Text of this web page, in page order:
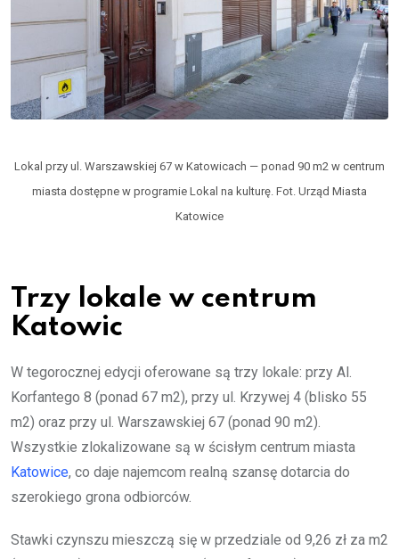
Lokal przy ul. Warszawskiej 67 w Katowicach — ponad 90 m2 w centrum
miasta dostępne w programie Lokal na kulturę. Fot. Urząd Miasta
Katowice
Trzy lokale w centrum
Katowic
W tegorocznej edycji oferowane są trzy lokale: przy Al.
Korfantego 8 (ponad 67 m2), przy ul. Krzywej 4 (blisko 55
m2) oraz przy ul. Warszawskiej 67 (ponad 90 m2).
Wszystkie zlokalizowane są w ścisłym centrum miasta
Katowice, co daje najemcom realną szansę dotarcia do
szerokiego grona odbiorców.
Stawki czynszu mieszczą się w przedziale od 9,26 zł za m2